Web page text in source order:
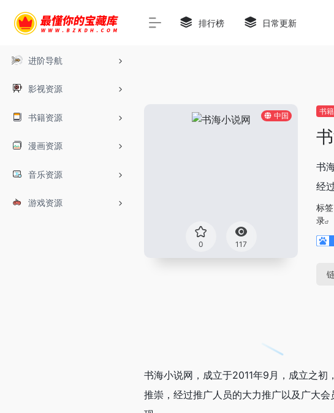
进阶导航
影视资源
书籍资源
漫画资源
音乐资源
游戏资源
排行榜 日常更新
中国
0 117
书
书
经
标签
录
书海小说网，成立于2011年9月，成立之
推崇，经过推广人员的大力推广以及广大